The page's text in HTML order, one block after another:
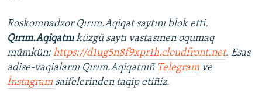
Roskomnadzor Qırım.Aqiqat saytını blok etti.
Qırım.Aqiqatnıküzgü saytı vastasınen oqumaq
mümkün:https://d1ug5n8f9xpr1h.cloudfront.net. Esas
adise-vaqialarnı Qırım.Aqiqatnıñ Telegram ve
İnstagram saifelerinden taqip etiñiz.